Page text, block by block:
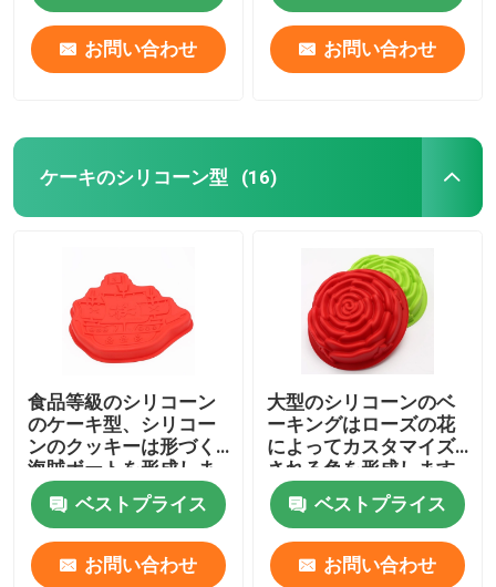
お問い合わせ お問い合わせ
ケーキのシリコーン型 (16)
食品等級のシリコーン
のケーキ型、シリコー
ンのクッキーは形づく
海賊ボートを形成しま
す
ベストプライス
お問い合わせ
大型のシリコーンのベ
ーキングはローズの花
によってカスタマイズ
される色を形成します
ベストプライス
お問い合わせ